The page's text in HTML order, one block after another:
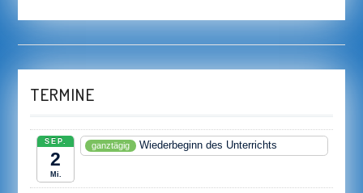
TERMINE
SEP.
2
Mi.
ganztägig Wiederbeginn des Unterrichts